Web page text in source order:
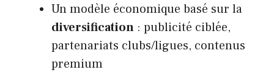
Un modèle économique basé sur la
diversification : publicité ciblée,
partenariats clubs/ligues, contenus
premium